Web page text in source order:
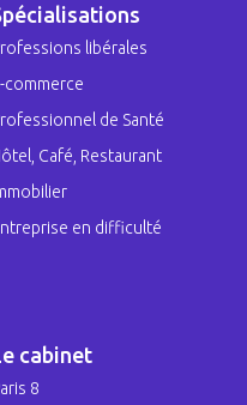
libérales
commerce
de Santé
Café, Restaurant
en difficulté
cabinet
8